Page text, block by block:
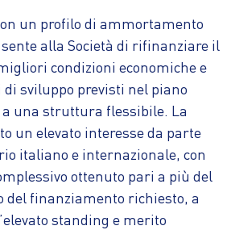
un profilo di ammortamento
alla Società di rifinanziare il
condizioni economiche e
sviluppo previsti nel piano
una struttura flessibile. La
un elevato interesse da parte
italiano e internazionale, con
ottenuto pari a più del
del finanziamento richiesto, a
standing e merito